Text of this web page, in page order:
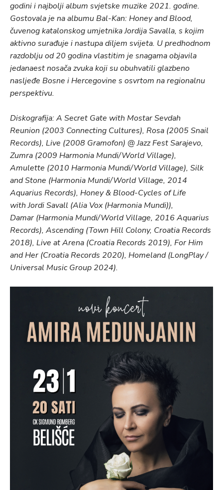
godini i najbolji album svjetske muzike 2021. godine.
Gostovala je na albumu Bal-Kan: Honey and Blood,
čuvenog katalonskog umjetnika Jordija Savalla, s kojim
aktivno surađuje i nastupa diljem svijeta. U predhodnom
razdoblju od 20 godina vlastitim je snagama objavila
jedanaest nosača zvuka koji su obuhvatili glazbeno
nasljeđe Bosne i Hercegovine s osvrtom na regionalnu
perspektivu.
Diskografija: A Secret Gate with Mostar Sevdah
Reunion (2003 Connecting Cultures), Rosa (2005 Snail
Records), Live (2008 Gramofon) @ Jazz Fest Sarajevo,
Zumra (2009 Harmonia Mundi/World Village),
Amulette (2010 Harmonia Mundi/World Village), Silk
and Stone (Harmonia Mundi/World Village, 2014
Aquarius Records), Honey & Blood-Cycles of Life
with Jordi Savall (Alia Vox (Harmonia Mundi)),
Damar (Harmonia Mundi/World Village, 2016 Aquarius
Records), Ascending (Town Hill Colony, Croatia Records
2018), Live at Arena (Croatia Records 2019), For Him
and Her (Croatia Records 2020), Homeland (LongPlay /
Universal Music Group 2024).